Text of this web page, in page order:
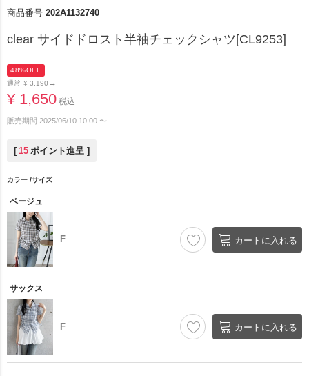
商品番号 202A1132740
clear サイドドロスト半袖チェックシャツ[CL9253]
48%OFF
通常 ¥ 3,190 →
¥ 1,650 税込
販売期間 2025/06/10 10:00 〜
[ 15 ポイント進呈 ]
カラー サイズ
ベージュ
F カートに入れる
サックス
F カートに入れる